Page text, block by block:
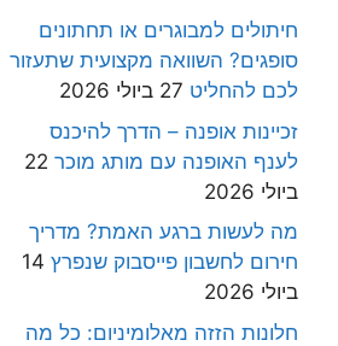
חיתולים למבוגרים או תחתונים
סופגים? השוואה מקצועית שתעזור
לכם להחליט 27 ביולי 2026
זכיינות אופנה – הדרך להיכנס
לענף האופנה עם מותג מוכר 22
ביולי 2026
מה לעשות ברגע האמת? מדריך
חירום לחשבון פייסבוק שנפרץ 14
ביולי 2026
חלונות הזזה מאלומיניום: כל מה